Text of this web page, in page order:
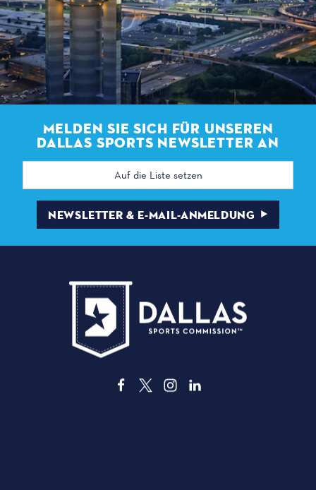
MELDEN SIE SICH FÜR UNSEREN
DALLAS SPORTS NEWSLETTER AN
E-
Adresse
NEWSLETTER & E-MAIL-ANMELDUNG